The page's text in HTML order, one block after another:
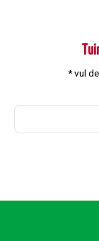
* vul